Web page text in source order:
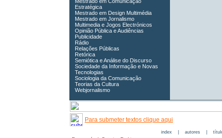
Estratégica
Mestrado em Design Multimédia
Mestrado em Jornalismo
Multimedia e Jogos Electrónicos
Opinião Pública e Audiências
Publicidade
Rádio
Relações Públicas
Retórica
Semiótica e Análise do Discurso
Sociedade da Informação e Novas
Tecnologias
Sociologia da Comunicação
Teorias da Cultura
Webjornalismo
Para submeter textos clique aqui
index| autores|